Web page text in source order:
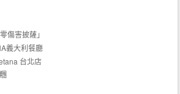
傷害披薩」
義大利餐廳
台北店